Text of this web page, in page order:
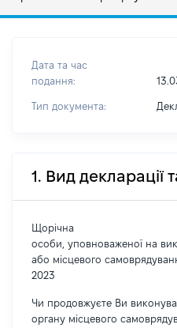
Дата та час
подання:
Тип документа:
1. Вид декларації
Щорічна
особи, уповноваженої на
або місцевого
2023
Чи продовжуєте Ви
органу місцевого